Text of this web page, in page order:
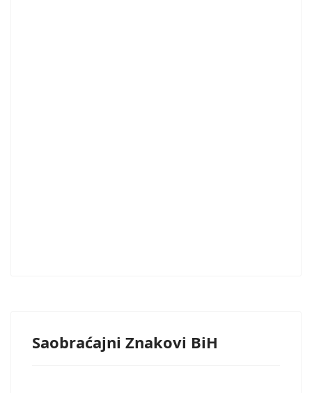
Saobraćajni Znakovi BiH